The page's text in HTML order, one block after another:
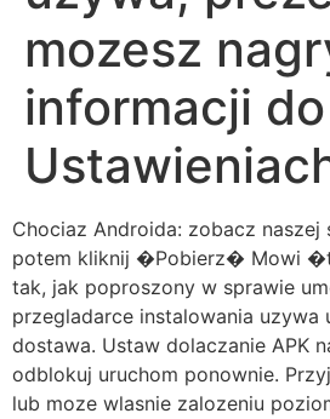
mozesz
informacji do
Chociaz Androida: zobacz
potem kliknij �Pobierz� Mowi
tak, jak poproszony w sprawie
przegladarce instalowania uzywa
dostawa. Ustaw dolaczanie APK
odblokuj uruchom ponownie.
lub moze wlasnie zalozeniu